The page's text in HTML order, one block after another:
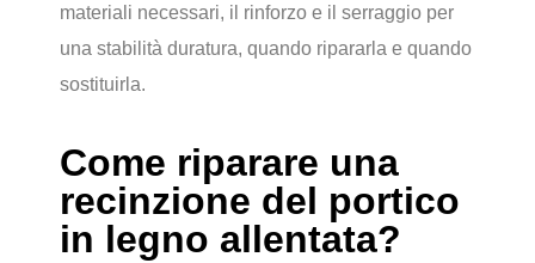
materiali necessari, il rinforzo e il serraggio per
una stabilità duratura, quando ripararla e quando
sostituirla.
Come riparare una
recinzione del portico
in legno allentata?